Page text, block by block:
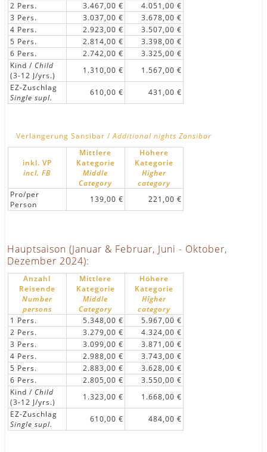
2 Pers.
3.467,00 €
4.051,00 €
3 Pers.
3.037,00 €
3.678,00 €
4 Pers.
2.923,00 €
3.507,00 €
5 Pers.
2.814,00 €
3.398,00 €
6 Pers.
2.742,00 €
3.325,00 €
Kind / Child
(3-12 J/yrs.)
1.310,00 €
1.567,00 €
EZ-Zuschlag
Single supl.
610,00 € 431,00 €
Verlängerung Sansibar /Additional nights Zansibar
inkl. VP
incl. FB
Mittlere
Kategorie
Middle
Category
Höhere
Kategorie
Higher
category
Pro/per
Person
139,00 € 221,00 €
Hauptsaison (Januar & Februar, Juni - Oktober,
Dezember 2024):
Anzahl
Reisende
Number
persons
Mittlere
Kategorie
Middle
Category
Höhere
Kategorie
Higher
category
1 Pers.
5.348,00 €
5.967,00 €
2 Pers.
3.279,00 €
4.324,00 €
3 Pers.
3.099,00 €
3.871,00 €
4 Pers.
2.988,00 €
3.743,00 €
5 Pers.
2.883,00 €
3.628,00 €
6 Pers.
2.805,00 €
3.550,00 €
Kind / Child
(3-12 J/yrs.)
1.323,00 €
1.668,00 €
EZ-Zuschlag
Single supl.
610,00 € 484,00 €